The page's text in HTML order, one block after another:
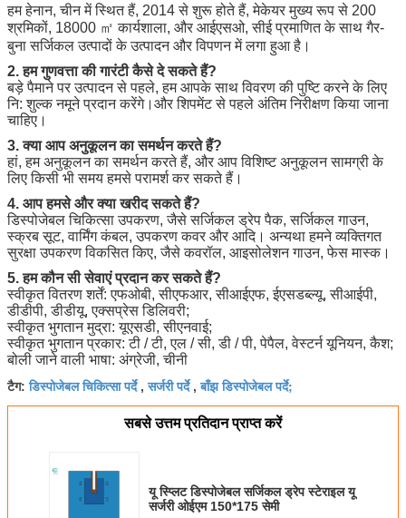
हम हेनान, चीन में स्थित हैं, 2014 से शुरू होते हैं, मेकेयर मुख्य रूप से 200
श्रमिकों, 18000 ㎡ कार्यशाला, और आईएसओ, सीई प्रमाणित के साथ गैर-
बुना सर्जिकल उत्पादों के उत्पादन और विपणन में लगा हुआ है।
2. हम गुणवत्ता की गारंटी कैसे दे सकते हैं?
बड़े पैमाने पर उत्पादन से पहले, हम आपके साथ विवरण की पुष्टि करने के लिए
नि: शुल्क नमूने प्रदान करेंगे।और शिपमेंट से पहले अंतिम निरीक्षण किया जाना
चाहिए।
3. क्या आप अनुकूलन का समर्थन करते हैं?
हां, हम अनुकूलन का समर्थन करते हैं, और आप विशिष्ट अनुकूलन सामग्री के
लिए किसी भी समय हमसे परामर्श कर सकते हैं।
4. आप हमसे और क्या खरीद सकते हैं?
डिस्पोजेबल चिकित्सा उपकरण, जैसे सर्जिकल ड्रेप पैक, सर्जिकल गाउन,
स्क्रब सूट, वार्मिंग कंबल, उपकरण कवर और आदि। अन्यथा हमने व्यक्तिगत
सुरक्षा उपकरण विकसित किए, जैसे कवरॉल, आइसोलेशन गाउन, फेस मास्क।
5. हम कौन सी सेवाएं प्रदान कर सकते हैं?
स्वीकृत वितरण शर्तें: एफओबी, सीएफआर, सीआईएफ, ईएसडब्ल्यू, सीआईपी,
डीडीपी, डीडीयू, एक्सप्रेस डिलिवरी;
स्वीकृत भुगतान मुद्रा: यूएसडी, सीएनवाई;
स्वीकृत भुगतान प्रकार: टी / टी, एल / सी, डी / पी, पेपैल, वेस्टर्न यूनियन, कैश;
बोली जाने वाली भाषा: अंग्रेजी, चीनी
टैग:डिस्पोजेबल चिकित्सा पर्दे,सर्जरी पर्दे,बाँझ डिस्पोजेबल पर्दे;
सबसे उत्तम प्रतिदान प्राप्त करें
यू स्प्लिट डिस्पोजेबल सर्जिकल ड्रेप स्टेराइल यू
सर्जरी ओईएम 150*175 सेमी